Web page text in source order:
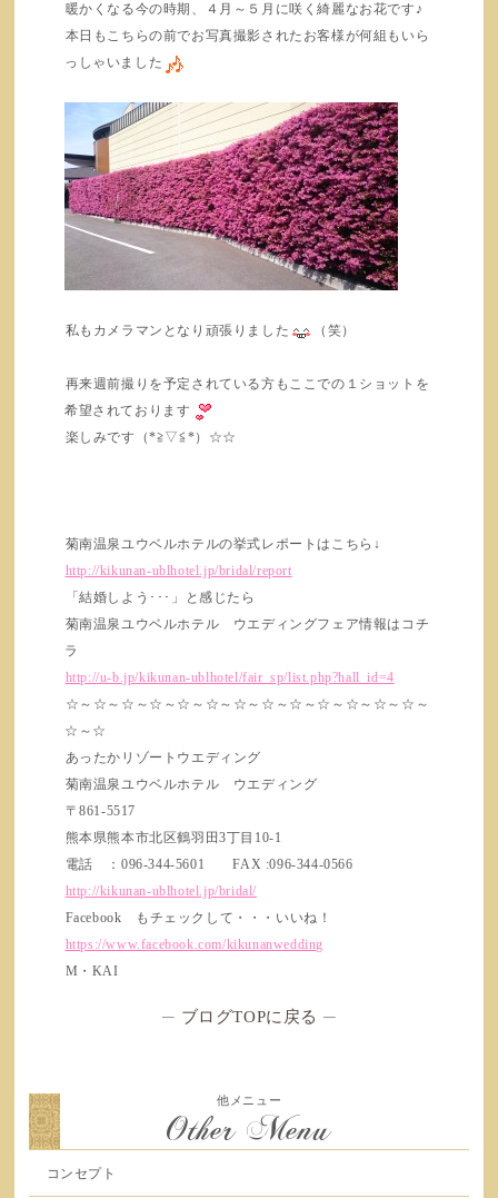
暖かくなる今の時期、４月～５月に咲く綺麗なお花です♪
本日もこちらの前でお写真撮影されたお客様が何組もいら
っしゃいました
私もカメラマンとなり頑張りました （笑）
再来週前撮りを予定されている方もここでの１ショットを
希望されております
楽しみです（*≧▽≦*）☆☆
菊南温泉ユウベルホテルの挙式レポートはこちら↓
http://kikunan-ublhotel.jp/bridal/report
「結婚しよう･･･」と感じたら
菊南温泉ユウベルホテル ウエディングフェア情報はコチ
ラ
http://u-b.jp/kikunan-ublhotel/fair_sp/list.php?hall_id=4
☆～☆～☆～☆～☆～☆～☆～☆～☆～☆～☆～☆～☆～
☆～☆
あったかリゾートウエディング
菊南温泉ユウベルホテル ウエディング
〒861-5517
熊本県熊本市北区鶴羽田3丁目10-1
電話 ：096-344-5601 FAX :096-344-0566
http://kikunan-ublhotel.jp/bridal/
Facebook もチェックして・・・いいね！
https://www.facebook.com/kikunanwedding
M・KAI
─ ブログTOPに戻る ─
他メニュー
Other Menu
コンセプト